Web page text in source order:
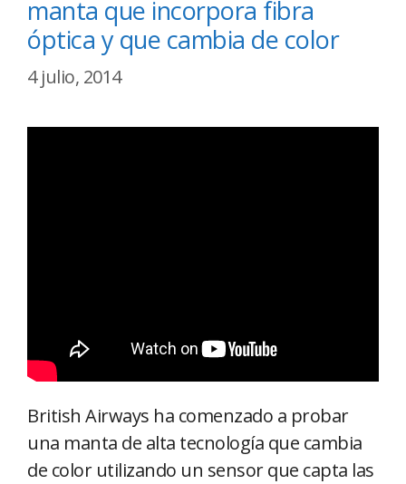
manta que incorpora fibra
óptica y que cambia de color
4 julio, 2014
British Airways ha comenzado a probar
una manta de alta tecnología que cambia
de color utilizando un sensor que capta las